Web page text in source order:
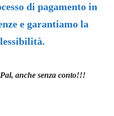
di pagamento in
e garantiamo la
anche senza conto!!!